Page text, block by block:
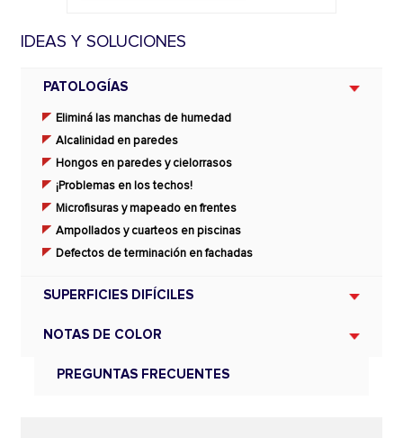
IDEAS Y SOLUCIONES
PATOLOGÍAS
Eliminá las manchas de humedad
Alcalinidad en paredes
Hongos en paredes y cielorrasos
¡Problemas en los techos!
Microfisuras y mapeado en frentes
Ampollados y cuarteos en piscinas
Defectos de terminación en fachadas
SUPERFICIES DIFÍCILES
NOTAS DE COLOR
PREGUNTAS FRECUENTES